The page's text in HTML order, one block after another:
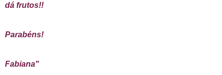
dá frutos!!
Parabéns!
Fabiana"